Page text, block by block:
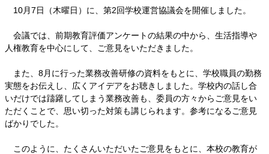
10月7日（木曜日）に、第2回学校運営協議会を開催しました。
会議では、前期教育評価アンケートの結果の中から、生活指導や
人権教育を中心にして、ご意見をいただきました。
また、8月に行った業務改善研修の資料をもとに、学校職員の勤務
実態をお伝えし、広くアイデアをお聴きしました。学校内の話し合
いだけでは躊躇してしまう業務改善も、委員の方々からご意見をい
ただくことで、思い切った対策も講じられます。参考になるご意見
ばかりでした。
このように、たくさんいただいたご意見をもとに、本校の教育が